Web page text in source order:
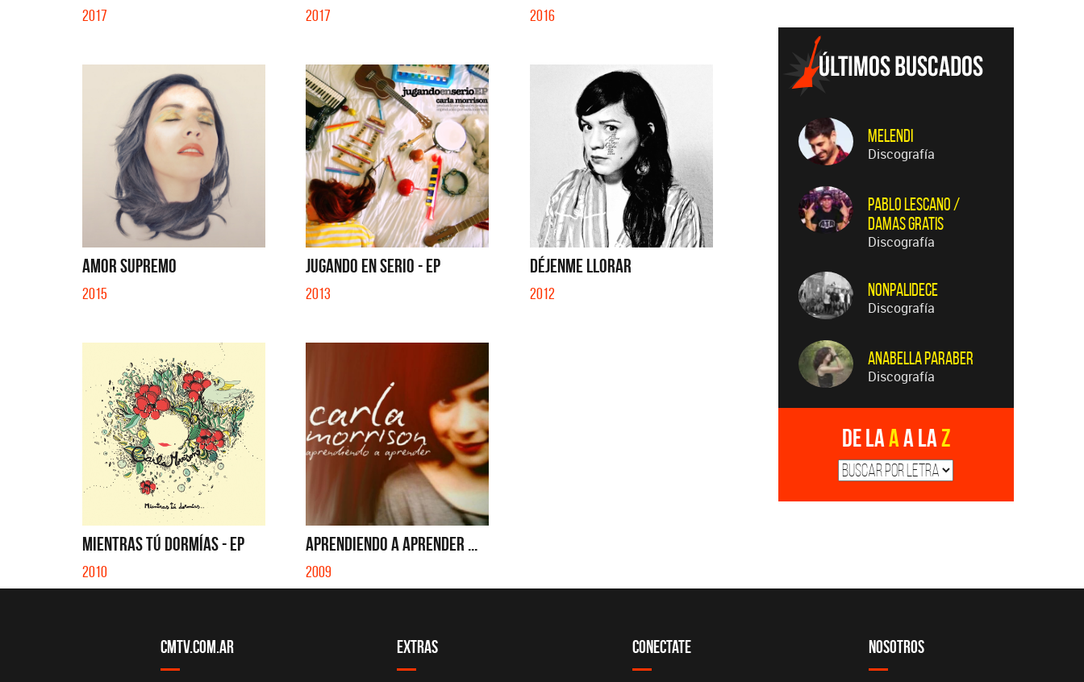
2017 2017 2016
AMOR SUPREMO
2015
JUGANDO EN SERIO - EP
2013
DÉJENME LLORAR
2012
MIENTRAS TÚ DORMÍAS - EP
2010
APRENDIENDO A APRENDER ...
2009
Melendi
Discografía
Pablo Lescano /
Damas Gratis
Discografía
Nonpalidece
Discografía
Anabella Paraber
Discografía
De laAa laZ
CMTV.com.ar Extras Conectate Nosotros